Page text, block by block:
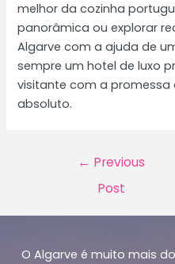
melhor da cozinha
panorâmica ou explorar
Algarve com a ajuda de
sempre um hotel de luxo
visitante com a promessa
absoluto.
← Previous
Post
O Algarve é muito mais